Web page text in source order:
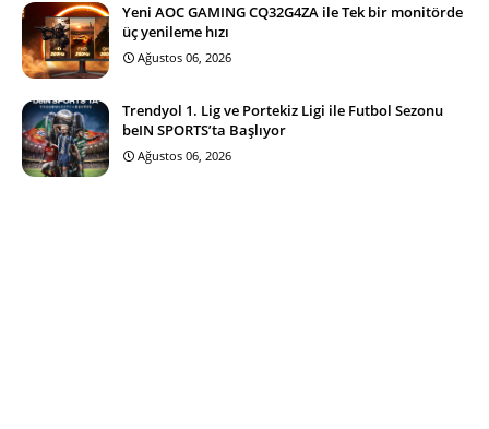
Yeni AOC GAMING CQ32G4ZA ile Tek bir monitörde
üç yenileme hızı
Ağustos 06, 2026
Trendyol 1. Lig ve Portekiz Ligi ile Futbol Sezonu
beIN SPORTS’ta Başlıyor
Ağustos 06, 2026